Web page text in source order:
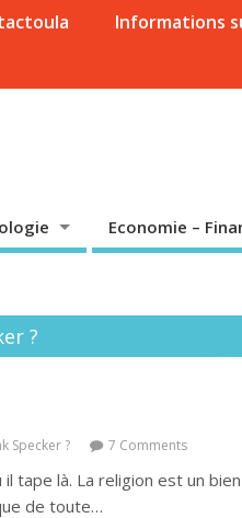
Informations
Economie –
?
Specker ? 7 Comments
tape là. La religion est un
de toute…